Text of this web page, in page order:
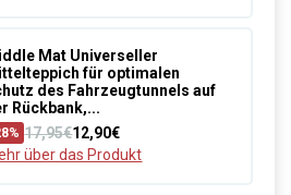
Mat Universeller
für optimalen
des Fahrzeugtunnels auf
Rückbank,...
17,95€12,90€
über das Produkt